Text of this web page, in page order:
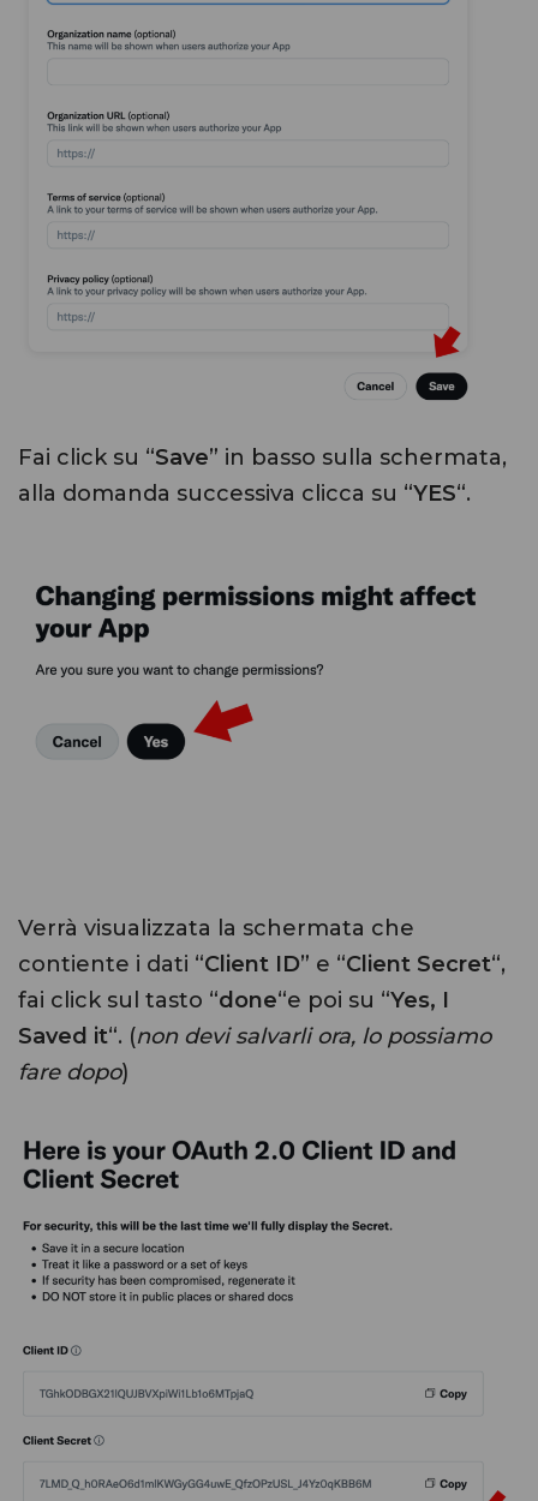
Fai click su “Save” in basso sulla schermata,
alla domanda successiva clicca su “YES“.
Verrà visualizzata la schermata che
contiente i dati “Client ID” e “Client Secret“,
fai click sul tasto “done“e poi su “Yes, I
Saved it“. (non devi salvarli ora, lo possiamo
fare dopo)